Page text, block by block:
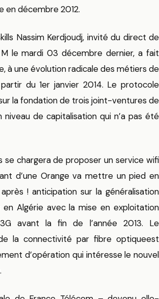
en décembre 2012.
Nassim Kerdjoudj, invité du direct de
le mardi 03 décembre dernier, a fait
à une évolution radicale des métiers de
du 1er janvier 2014. Le protocole
la fondation de trois joint-ventures de
niveau de capitalisation qui n’a pas été
se chargera de proposer un service wifi
d’une Orange va mettre un pied en
! anticipation sur la généralisation
Algérie avec la mise en exploitation
avant la fin de l’année 2013. Le
la connectivité par fibre optiqueest
d’opération qui intéresse le nouvel